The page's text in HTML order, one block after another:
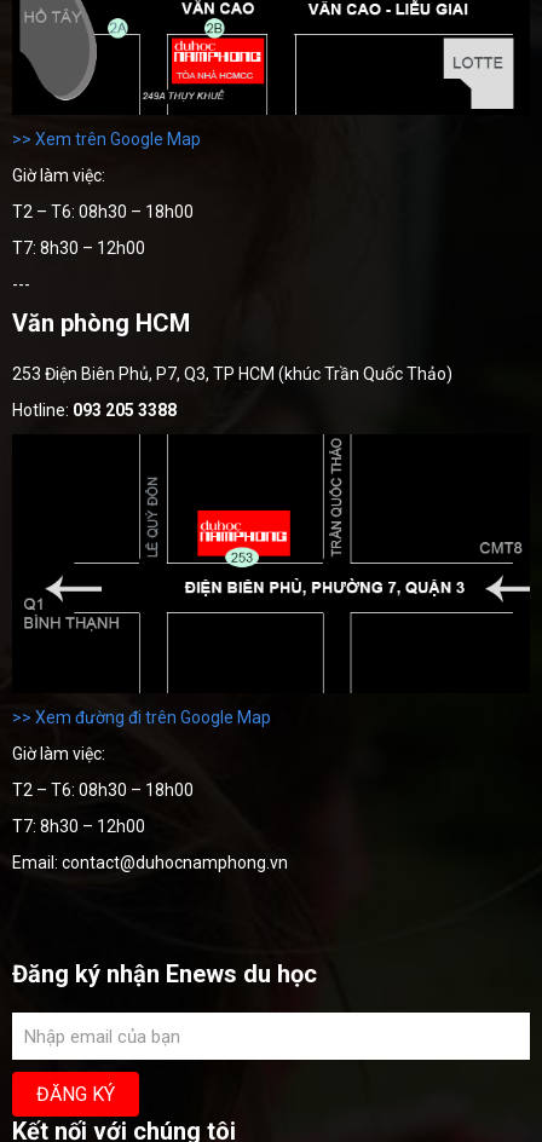
>> Xem trên Google Map
Giờ làm việc:
T2 – T6: 08h30 – 18h00
T7: 8h30 – 12h00
---
Văn phòng HCM
253 Điện Biên Phủ, P7, Q3, TP HCM (khúc Trần Quốc Thảo)
Hotline: 093 205 3388
>> Xem đường đi trên Google Map
Giờ làm việc:
T2 – T6: 08h30 – 18h00
T7: 8h30 – 12h00
Email: contact@duhocnamphong.vn
Đăng ký nhận Enews du học
Kết nối với chúng tôi